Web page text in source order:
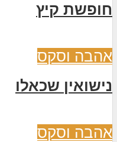
חופשת קיץ
אהבה וסקס
נישואין שכאלו
אהבה וסקס